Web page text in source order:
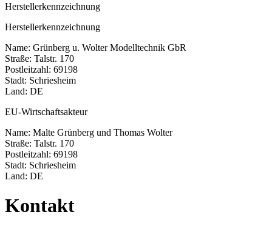
Herstellerkennzeichnung
Herstellerkennzeichnung
Name: Grünberg u. Wolter Modelltechnik GbR
Straße: Talstr. 170
Postleitzahl: 69198
Stadt: Schriesheim
Land: DE
EU-Wirtschaftsakteur
Name: Malte Grünberg und Thomas Wolter
Straße: Talstr. 170
Postleitzahl: 69198
Stadt: Schriesheim
Land: DE
Kontakt